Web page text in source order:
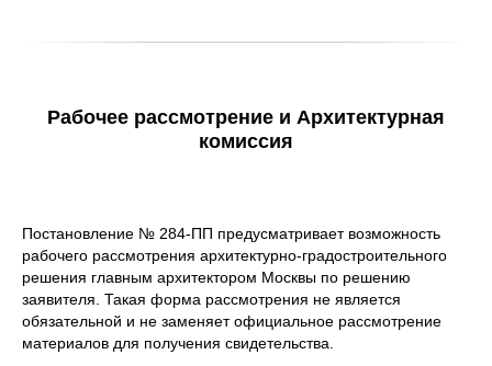
Рабочее рассмотрение и Архитектурная
комиссия
Постановление № 284-ПП предусматривает возможность
рабочего рассмотрения архитектурно-градостроительного
решения главным архитектором Москвы по решению
заявителя. Такая форма рассмотрения не является
обязательной и не заменяет официальное рассмотрение
материалов для получения свидетельства.